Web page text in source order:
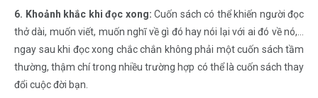
6. Khoảnh khắc khi đọc xong: Cuốn sách có thể khiến người đọc
thở dài, muốn viết, muốn nghĩ về gì đó hay nói lại với ai đó về nó,…
ngay sau khi đọc xong chắc chắn không phải một cuốn sách tầm
thường, thậm chí trong nhiều trường hợp có thể là cuốn sách thay
đổi cuộc đời bạn.